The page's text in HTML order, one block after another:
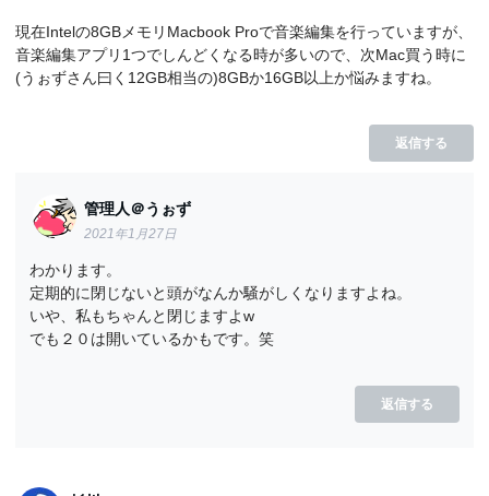
現在Intelの8GBメモリMacbook Proで音楽編集を行っていますが、
音楽編集アプリ1つでしんどくなる時が多いので、次Mac買う時に
(うぉずさん曰く12GB相当の)8GBか16GB以上か悩みますね。
返信する
管理人＠うぉず
2021年1月27日
わかります。
定期的に閉じないと頭がなんか騒がしくなりますよね。
いや、私もちゃんと閉じますよw
でも２０は開いているかもです。笑
返信する